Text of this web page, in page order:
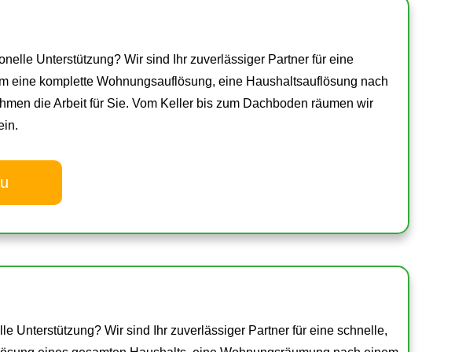
Unterstützung? Wir sind Ihr zuverlässiger Partner für eine
eine komplette Wohnungsauflösung, eine Haushaltsauflösung nach
die Arbeit für Sie. Vom Keller bis zum Dachboden räumen wir
Unterstützung? Wir sind Ihr zuverlässiger Partner für eine schnelle,